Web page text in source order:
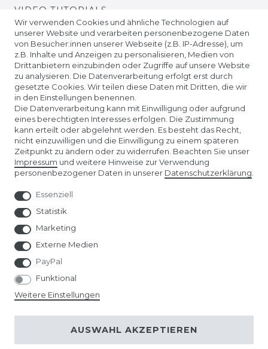
VIDEO TUTORIALS
KONTAKTLINSEN EINSETZEN
UNTERNEHMEN
ÜBER UNS
AMAZON STORE
SPIELWARENMESSE NÜRNBERG
© Copyright 2026 | Alle Rechte vorbehalten.
Wir verwenden Cookies und ähnliche Technologien auf
unserer Website und verarbeiten personenbezogene Daten
von Besucher:innen unserer Webseite (z.B. IP-Adresse), um
z.B. Inhalte und Anzeigen zu personalisieren, Medien von
Drittanbietern einzubinden oder Zugriffe auf unsere Website
zu analysieren. Die Datenverarbeitung erfolgt erst durch
gesetzte Cookies. Wir teilen diese Daten mit Dritten, die wir
in den Einstellungen benennen.
Die Datenverarbeitung kann mit Einwilligung oder aufgrund
eines berechtigten Interesses erfolgen. Die Zustimmung
kann erteilt oder abgelehnt werden. Es besteht das Recht,
nicht einzuwilligen und die Einwilligung zu einem späteren
Zeitpunkt zu ändern oder zu widerrufen. Beachten Sie unser
Impressum und weitere Hinweise zur Verwendung
personenbezogener Daten in unserer Daten­schutz­erklärung
Essenziell
Statistik
Marketing
Externe Medien
PayPal
Funktional
Weitere Einstellungen
AUSWAHL AKZEPTIEREN